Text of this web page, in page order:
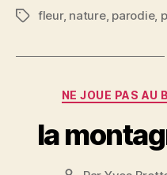
c
b
k
itt ai er
t
Étiquettes
fleur, nature, parodie,
NE JOUE PAS AU
la